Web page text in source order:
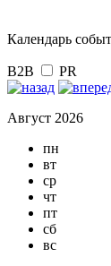
Календарь
B2B PR
Август 2026
пн
вт
ср
чт
пт
сб
вс